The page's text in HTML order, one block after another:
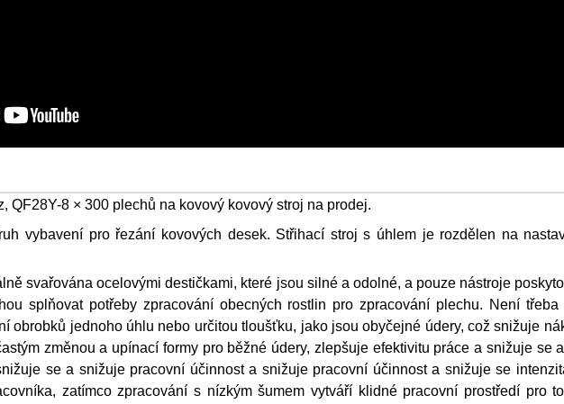
QF28Y-8 × 300 plechů na kovový kovový stroj na prodej.
vybavení pro řezání kovových desek. Střihací stroj s úhlem je rozdělen na
svařována ocelovými destičkami, které jsou silné a odolné, a pouze nástroje
splňovat potřeby zpracování obecných rostlin pro zpracování plechu. Není třeba
obrobků jednoho úhlu nebo určitou tloušťku, jako jsou obyčejné údery, což snižuje
změnou a upínací formy pro běžné údery, zlepšuje efektivitu práce a snižuje se
se a snižuje pracovní účinnost a snižuje pracovní účinnost a snižuje se
zatímco zpracování s nízkým šumem vytváří klidné pracovní prostředí pro